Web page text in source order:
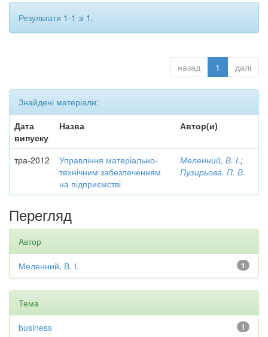
Результати 1-1 зі 1.
назад 1 далі
Знайдені матеріали:
Дата
випуску
Назва Автор(и)
тра-2012
Управління матеріально-
технічним забезпеченням
на підприємстві
Меленний, В. І.;
Пузирьова, П. В.
Перегляд
Автор
1
Меленний, В. І.
Тема
1
business